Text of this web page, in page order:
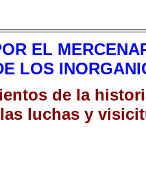
EL
LOS
de la
luchas y